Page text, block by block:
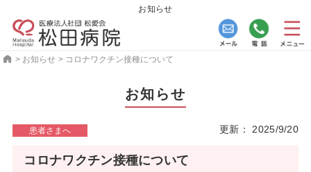
お知らせ
> お知らせ > コロナワクチン接種について
お知らせ
患者さまへ 更新： 2025/9/20
コロナワクチン接種について